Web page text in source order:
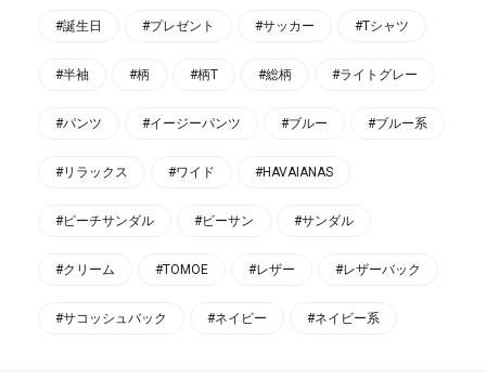
#誕生日 #プレゼント #サッカー #Tシャツ
#半袖 #柄 #柄T #総柄 #ライトグレー
#パンツ #イージーパンツ #ブルー #ブルー系
#リラックス #ワイド #HAVAIANAS
#ピーチサンダル #ビーサン #サンダル
#クリーム #TOMOE #レザー #レザーバック
#サコッシュバック #ネイビー #ネイビー系